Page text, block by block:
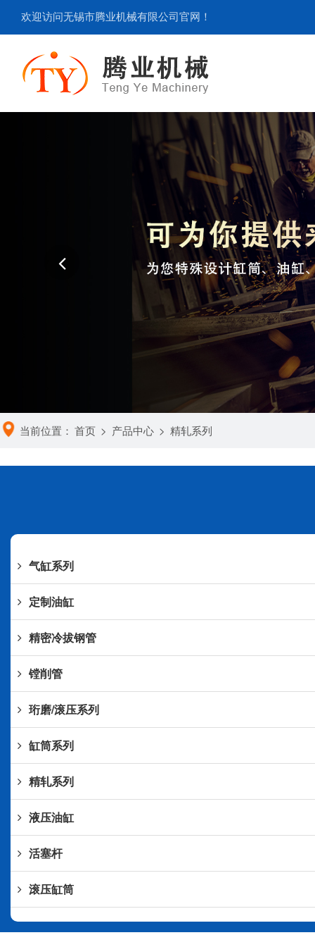
欢迎访问无锡市腾业机械有限公司官网！
当前位置： 首页 > 产品中心 > 精轧系列
气缸系列
定制油缸
精密冷拔钢管
镗削管
珩磨/滚压系列
缸筒系列
精轧系列
液压油缸
活塞杆
滚压缸筒